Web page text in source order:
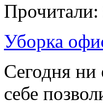
Прочитали:
Уборка
Сегодня
себе